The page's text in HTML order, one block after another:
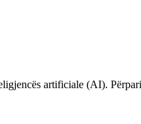
artificiale (AI).